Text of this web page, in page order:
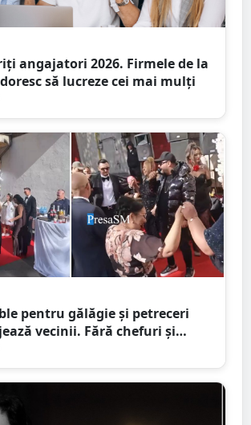
angajatori 2026. Firmele de la
să lucreze cei mai mulți
pentru gălăgie și petreceri
vecinii. Fără chefuri și
blocurilor